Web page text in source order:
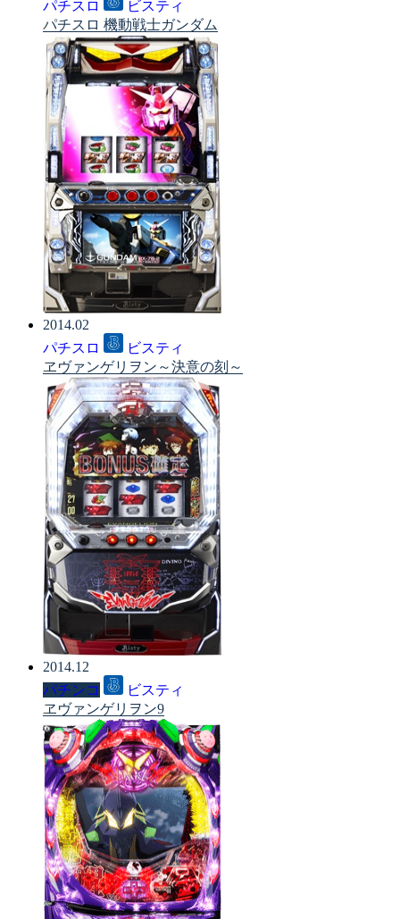
パチスロ
ビスティ
パチスロ 機動戦士ガンダム
2014.02
パチスロ
ビスティ
ヱヴァンゲリヲン～決意の刻～
2014.12
パチンコ
ビスティ
ヱヴァンゲリヲン9